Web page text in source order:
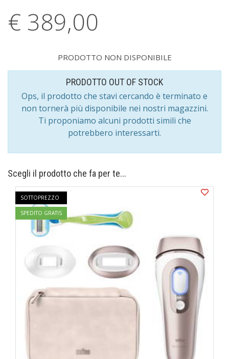
€ 389,00
PRODOTTO NON DISPONIBILE
PRODOTTO OUT OF STOCK
Ops, il prodotto che stavi cercando è terminato e
non tornerà più disponibile nei nostri magazzini.
Ti proponiamo alcuni prodotti simili che
potrebbero interessarti.
Scegli il prodotto che fa per te...
SOTTOPREZZO
SPEDITO GRATIS